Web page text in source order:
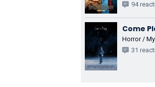
94
Come
Horror /
31